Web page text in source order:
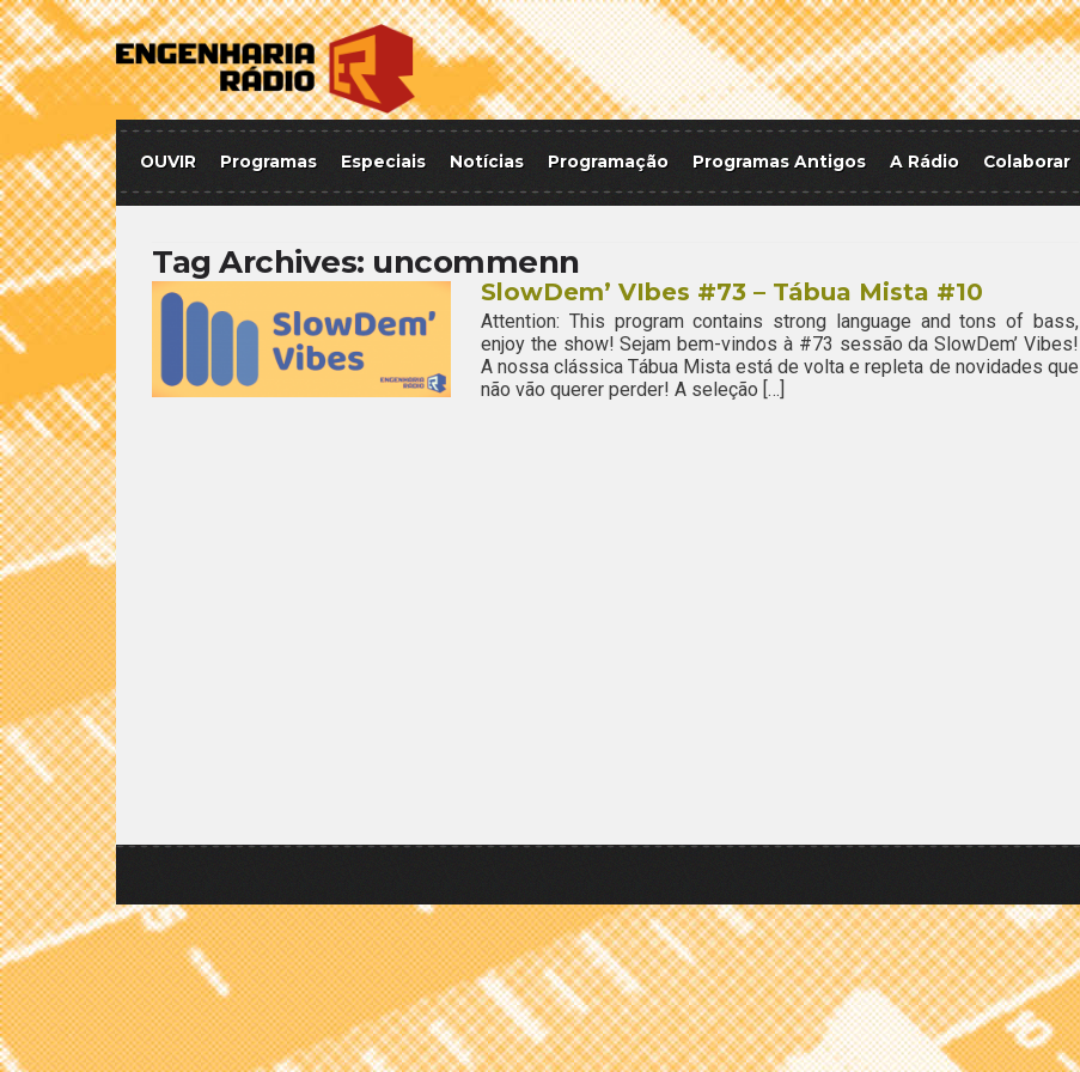
OUVIR Programas Especiais Notícias Programação Programas Antigos A Rádio Colaborar
Tag Archives: uncommenn
SlowDem’ VIbes #73 – Tábua Mista #10
Attention: This program contains strong language and tons of bass,
enjoy the show! Sejam bem-vindos à #73 sessão da SlowDem’ Vibes!
A nossa clássica Tábua Mista está de volta e repleta de novidades que
não vão querer perder! A seleção […]